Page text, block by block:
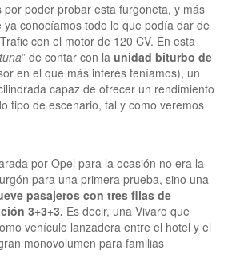
por poder probar esta furgoneta, y más
conocíamos todo lo que podía dar de
con el motor de 120 CV. En esta
” de contar con la unidad biturbo de
en el que más interés teníamos), un
capaz de ofrecer un rendimiento
tipo de escenario, tal y como veremos
por Opel para la ocasión no era la
para una primera prueba, sino una
pasajeros con tres filas de
3+3+3. Es decir, una Vivaro que
vehículo lanzadera entre el hotel y el
monovolumen para familias